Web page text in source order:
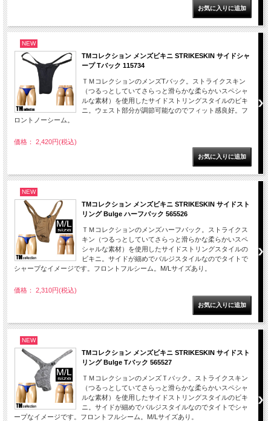
NEW
TMコレクション メンズビキニ STRIKESKIN サイドシャ
ープ Tバック 115734
ＴＭコレクションのメンズTバック。ストライクスキン
（つるっとしていてさらっと滑らかな柔らかいスペシャ
ルな素材）を使用したサイドストリングスタイルのビキ
ニ。ウェスト部分が調節可能なのでフィット感良好。フ
ロントノーシーム。
価格： 2,420円(税込)
NEW
TMコレクション メンズビキニ STRIKESKIN サイドスト
リング Bulge ハーフバック 565526
ＴＭコレクションのメンズハーフバック。ストライクス
キン（つるっとしていてさらっと滑らかな柔らかいスペ
シャルな素材）を使用したサイドストリングスタイルの
ビキニ。サイドが細めでバルジスタイルなのでタイトで
シャープなイメージです。フロントフルシーム。M/Lサイズあり。
価格： 2,310円(税込)
NEW
TMコレクション メンズビキニ STRIKESKIN サイドスト
リング Bulge Tバック 565527
ＴＭコレクションのメンズＴバック。ストライクスキン
（つるっとしていてさらっと滑らかな柔らかいスペシャ
ルな素材）を使用したサイドストリングスタイルのビキ
ニ。サイドが細めでバルジスタイルなのでタイトでシャ
ープなイメージです。フロントフルシーム。M/Lサイズあり。